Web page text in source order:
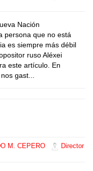
Nación
persona que no está
es siempre más débil
ruso Aléxei
este artículo. En
gast...
M. CEPERO
Director